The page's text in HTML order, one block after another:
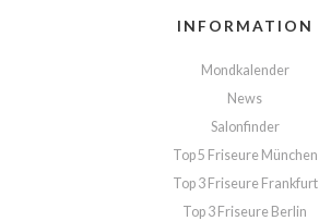
INFORMATION
Mondkalender
News
Salonfinder
Top 5 Friseure München
Top 3 Friseure Frankfurt
Top 3 Friseure Berlin